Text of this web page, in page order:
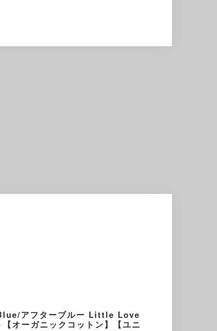
アフターブルー Little Love
オーガニックコットン】【ユニ